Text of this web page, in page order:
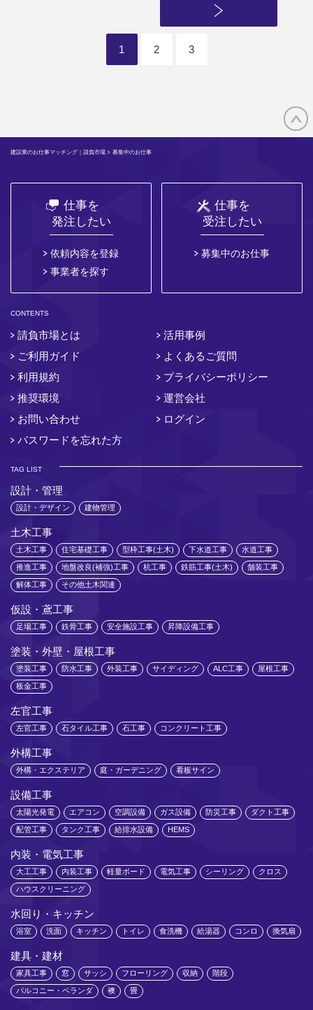
1 2 3
建設業のお仕事マッチング｜請負市場 > 募集中のお仕事
仕事を
発注したい
依頼内容を登録
事業者を探す
仕事を
受注したい
募集中のお仕事
CONTENTS
請負市場とは
活用事例
ご利用ガイド
よくあるご質問
利用規約
プライバシーポリシー
推奨環境
運営会社
お問い合わせ
ログイン
パスワードを忘れた方
TAG LIST
設計・管理
設計・デザイン 建物管理
土木工事
土木工事 住宅基礎工事 型枠工事(土木) 下水道工事 水道工事
推進工事 地盤改良(補強)工事 杭工事 鉄筋工事(土木) 舗装工事
解体工事 その他土木関連
仮設・鳶工事
足場工事 鉄骨工事 安全施設工事 昇降設備工事
塗装・外壁・屋根工事
塗装工事 防水工事 外装工事 サイディング ALC工事 屋根工事
板金工事
左官工事
左官工事 石タイル工事 石工事 コンクリート工事
外構工事
外構・エクステリア 庭・ガーデニング 看板サイン
設備工事
太陽光発電 エアコン 空調設備 ガス設備 防災工事 ダクト工事
配管工事 タンク工事 給排水設備 HEMS
内装・電気工事
大工工事 内装工事 軽量ボード 電気工事 シーリング クロス
ハウスクリーニング
水回り・キッチン
浴室 洗面 キッチン トイレ 食洗機 給湯器 コンロ 換気扇
建具・建材
家具工事 窓 サッシ フローリング 収納 階段
バルコニー・ベランダ 襖 畳